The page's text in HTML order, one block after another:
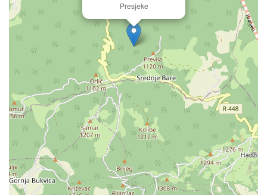
Presjeke